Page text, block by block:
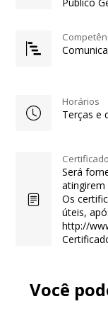
Horários
Terças e
Certificado
Será
atingirem
Os
úteis,
http://
Você